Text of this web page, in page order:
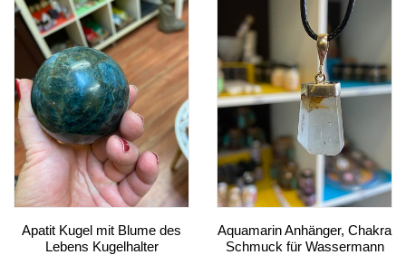
Apatit Kugel mit Blume des
Lebens Kugelhalter
Aquamarin Anhänger, Chakra
Schmuck für Wassermann